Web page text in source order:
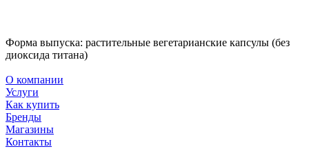
Форма выпуска: растительные вегетарианские капсулы (без
диоксида титана)
О компании
Услуги
Как купить
Бренды
Магазины
Контакты